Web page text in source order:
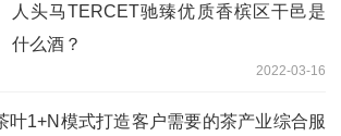
人头马TERCET驰臻优质香槟区干邑是
什么酒？
2022-03-16
叶1+N模式打造客户需要的茶产业综合服